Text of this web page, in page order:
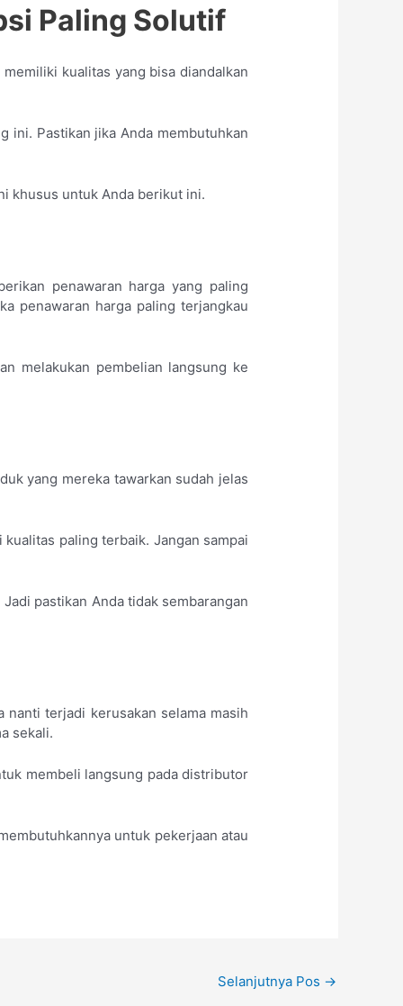
Paling Solutif
kualitas yang bisa diandalkan
ini. Pastikan jika Anda membutuhkan
khusus untuk Anda berikut ini.
penawaran harga yang paling
penawaran harga paling terjangkau
melakukan pembelian langsung ke
yang mereka tawarkan sudah jelas
paling terbaik. Jangan sampai
pastikan Anda tidak sembarangan
terjadi kerusakan selama masih
sekali.
membeli langsung pada distributor
untuk pekerjaan atau
Selanjutnya Pos →